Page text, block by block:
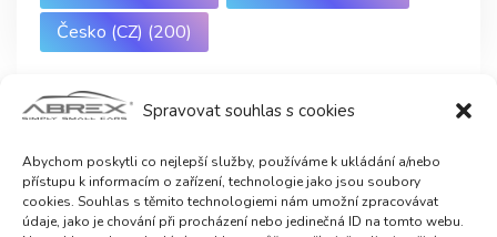
Spravovat souhlas s cookies
Abychom poskytli co nejlepší služby, používáme k ukládání a/nebo
přístupu k informacím o zařízení, technologie jako jsou soubory
cookies. Souhlas s těmito technologiemi nám umožní zpracovávat
údaje, jako je chování při procházení nebo jedinečná ID na tomto webu.
Česko (CZ) (200)